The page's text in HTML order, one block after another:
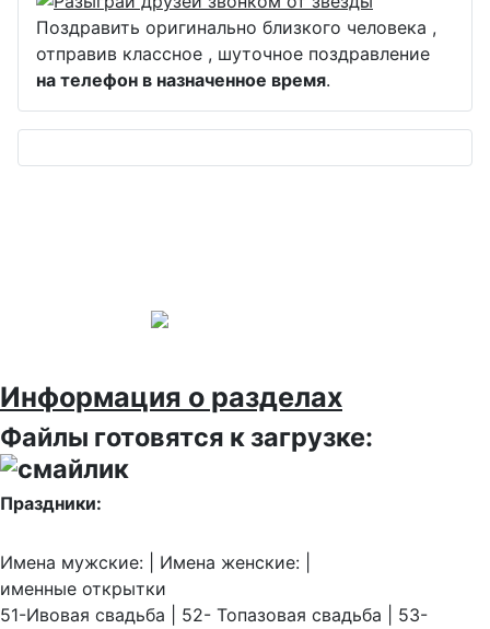
Поздравить оригинально близкого человека ,
отправив классное , шуточное поздравление
на телефон в назначенное время.
Информация о разделах
Файлы готовятся к загрузке:
Праздники:
Имена мужские: | Имена женские: |
именные открытки
51-Ивовая свадьба | 52- Топазовая свадьба | 53-